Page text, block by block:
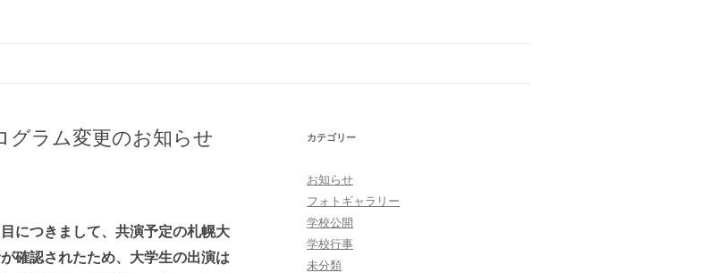
グラム変更のお知らせ
につきまして、共演予定の札幌大
確認されたため、大学生の出演は
カテゴリー
お知らせ
フォトギャラリー
学校公開
学校行事
未分類